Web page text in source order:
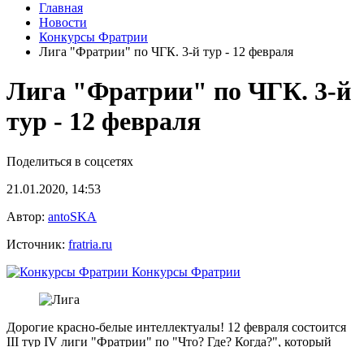
Главная
Новости
Конкурсы Фратрии
Лига "Фратрии" по ЧГК. 3-й тур - 12 февраля
Лига "Фратрии" по ЧГК. 3-й
тур - 12 февраля
Поделиться в соцсетях
21.01.2020, 14:53
Автор: antoSKA
Источник: fratria.ru
Конкурсы Фратрии
Дорогие красно-белые интеллектуалы! 12 февраля состоится
III тур IV лиги "Фратрии" по "Что? Где? Когда?", который